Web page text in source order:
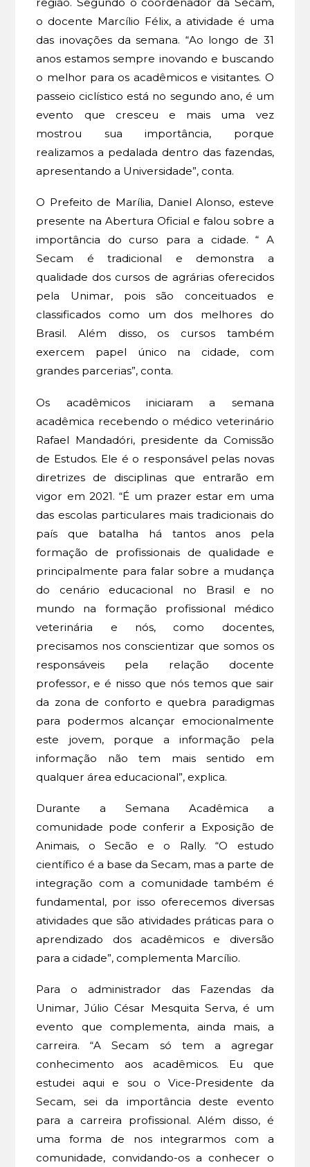
o docente Marcílio Félix, a atividade é uma
das inovações da semana. “Ao longo de 31
anos estamos sempre inovando e buscando
o melhor para os acadêmicos e visitantes. O
passeio ciclístico está no segundo ano, é um
evento que cresceu e mais uma vez
mostrou sua importância, porque
realizamos a pedalada dentro das fazendas,
apresentando a Universidade”, conta.
O Prefeito de Marília, Daniel Alonso, esteve
presente na Abertura Oficial e falou sobre a
importância do curso para a cidade. “ A
Secam é tradicional e demonstra a
qualidade dos cursos de agrárias oferecidos
pela Unimar, pois são conceituados e
classificados como um dos melhores do
Brasil. Além disso, os cursos também
exercem papel único na cidade, com
grandes parcerias”, conta.
Os acadêmicos iniciaram a semana
acadêmica recebendo o médico veterinário
Rafael Mandadóri, presidente da Comissão
de Estudos. Ele é o responsável pelas novas
diretrizes de disciplinas que entrarão em
vigor em 2021. “É um prazer estar em uma
das escolas particulares mais tradicionais do
país que batalha há tantos anos pela
formação de profissionais de qualidade e
principalmente para falar sobre a mudança
do cenário educacional no Brasil e no
mundo na formação profissional médico
veterinária e nós, como docentes,
precisamos nos conscientizar que somos os
responsáveis pela relação docente
professor, e é nisso que nós temos que sair
da zona de conforto e quebra paradigmas
para podermos alcançar emocionalmente
este jovem, porque a informação pela
informação não tem mais sentido em
qualquer área educacional”, explica.
Durante a Semana Acadêmica a
comunidade pode conferir a Exposição de
Animais, o Secão e o Rally. “O estudo
científico é a base da Secam, mas a parte de
integração com a comunidade também é
fundamental, por isso oferecemos diversas
atividades que são atividades práticas para o
aprendizado dos acadêmicos e diversão
para a cidade”, complementa Marcílio.
Para o administrador das Fazendas da
Unimar, Júlio César Mesquita Serva, é um
evento que complementa, ainda mais, a
carreira. “A Secam só tem a agregar
conhecimento aos acadêmicos. Eu que
estudei aqui e sou o Vice-Presidente da
Secam, sei da importância deste evento
para a carreira profissional. Além disso, é
uma forma de nos integrarmos com a
comunidade, convidando-os a conhecer o